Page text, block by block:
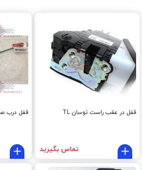
قفل در عقب راست توسان TL
تماس بگیرید
قفل درب